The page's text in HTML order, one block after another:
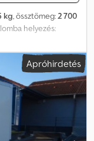
kg, össztömeg:2 700
helyezés:
2 310 mm, teljes
pótkocsi gyártó:
2 700 kg, mélyágyas,
m. A tévedések és
Abxjrf
Apróhirdetés